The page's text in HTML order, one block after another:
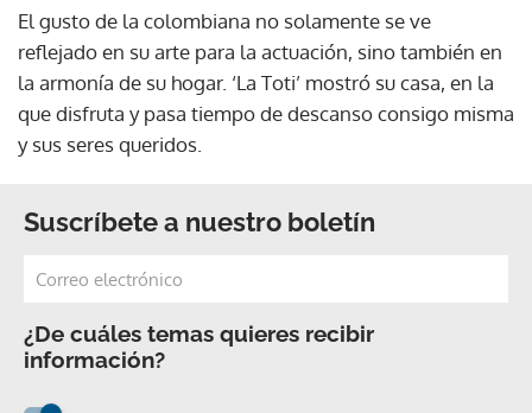
El gusto de la colombiana no solamente se ve
reflejado en su arte para la actuación, sino también en
la armonía de su hogar. ‘La Toti’ mostró su casa, en la
que disfruta y pasa tiempo de descanso consigo misma
y sus seres queridos.
Suscríbete a nuestro boletín
¿De cuáles temas quieres recibir
información?